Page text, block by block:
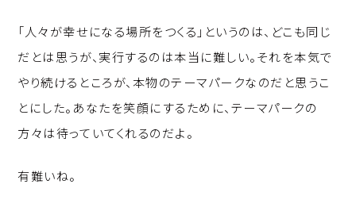
「人々が幸せになる場所をつくる」というのは、どこも同じ
だとは思うが、実行するのは本当に難しい。それを本気で
やり続けるところが、本物のテーマパークなのだと思うこ
とにした。あなたを笑顔にするために、テーマパークの
方々は待っていてくれるのだよ。
有難いね。